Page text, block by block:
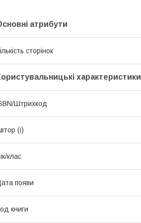
атрибути
сторінок
характеристики
Штрихкод
(і)
клас
появи
книги